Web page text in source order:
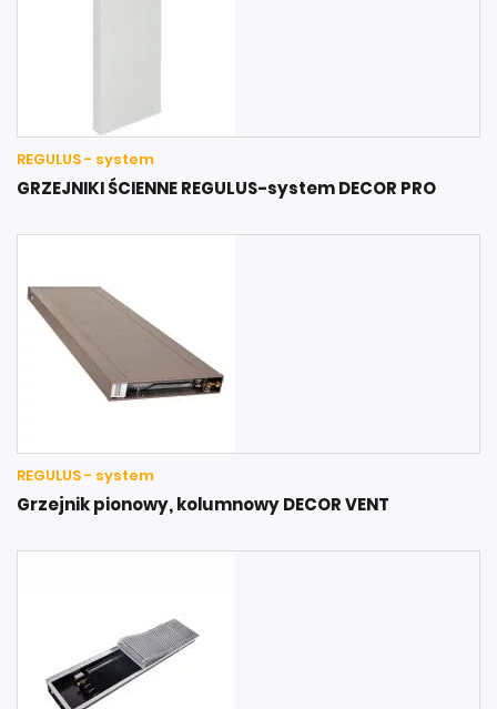
REGULUS - system
GRZEJNIKI ŚCIENNE REGULUS-system DECOR PRO
REGULUS - system
Grzejnik pionowy, kolumnowy DECOR VENT